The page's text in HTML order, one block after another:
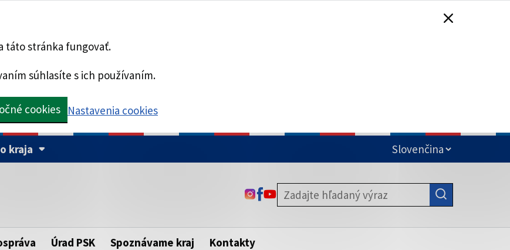
táto stránka fungovať.
súhlasíte s ich používaním.
cookies Nastavenia cookies
kraja
kraja.
Táto stránka je zabezpečená
zabezpečenú webovú stránku. Zabezpečená stránka vždy začína
https:// pred názvom domény webového sídla.
ODKAZ SA OTVORÍ NA NOVEJ KARTE
ODKAZ SA OTVORÍ NA NOVEJ KARTE
ODKAZ SA OTVORÍ NA NOVEJ KARTE
Úrad PSK Spoznávame kraj Kontakty